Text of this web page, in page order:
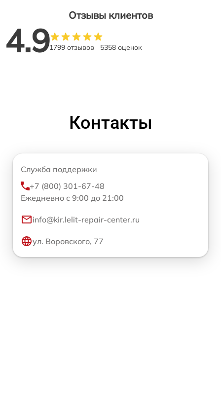
Отзывы клиентов
4.91799 отзывов 5358 оценок
Контакты
Служба поддержки
+7 (800) 301-67-48
Ежедневно с 9:00 до 21:00
info@kir.lelit-repair-center.ru
ул. Воровского, 77